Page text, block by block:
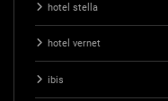
hotel stella
hotel vernet
ibis